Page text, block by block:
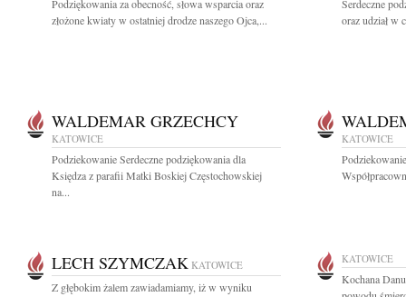
Podziękowania za obecność, słowa wsparcia oraz
złożone kwiaty w ostatniej drodze naszego Ojca,...
Serdeczne
oraz udział w
WALDEMAR GRZECHCY
KATOWICE
Podziekowanie Serdeczne podziękowania dla
Księdza z parafii Matki Boskiej Częstochowskiej
na...
KATOWICE
LECH SZYMCZAK KATOWICE
Z głębokim żalem zawiadamiamy, iż w wyniku
KATOWICE
Kochana